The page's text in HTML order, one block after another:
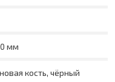
мм
кость, чёрный